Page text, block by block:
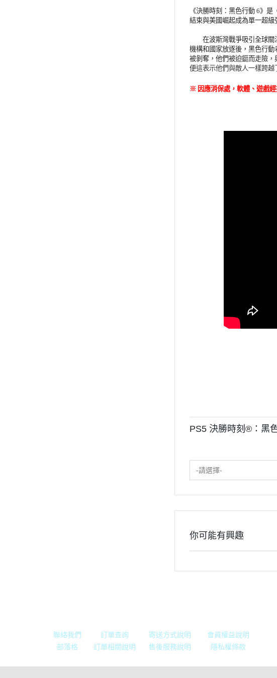
《決勝時刻：黑色行動 6》
結束與美國崛起成為單一超
在波斯灣戰爭吸引全球關注
機構和國家放逐後，黑色行
被剝奪，他們被迫鋌而走險，
便這表示他們與敵人一樣跨越
※ 因應消保處，軟體、遊戲
PS5 決勝時刻®：黑
-請選擇-
你可能有興趣
聯絡我們
部落格
訂單查詢
訂單相關說明
寄送方式說明
售後服務說明
會員權益說明
隱私權條款